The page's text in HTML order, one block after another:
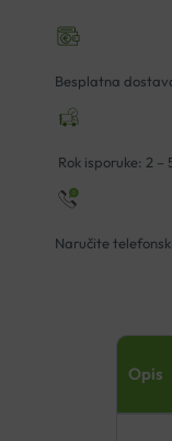
TUŠIRANJE
500ML
Besplatna
Rok isporuke: 2 –
Naručite telefonski
Opis